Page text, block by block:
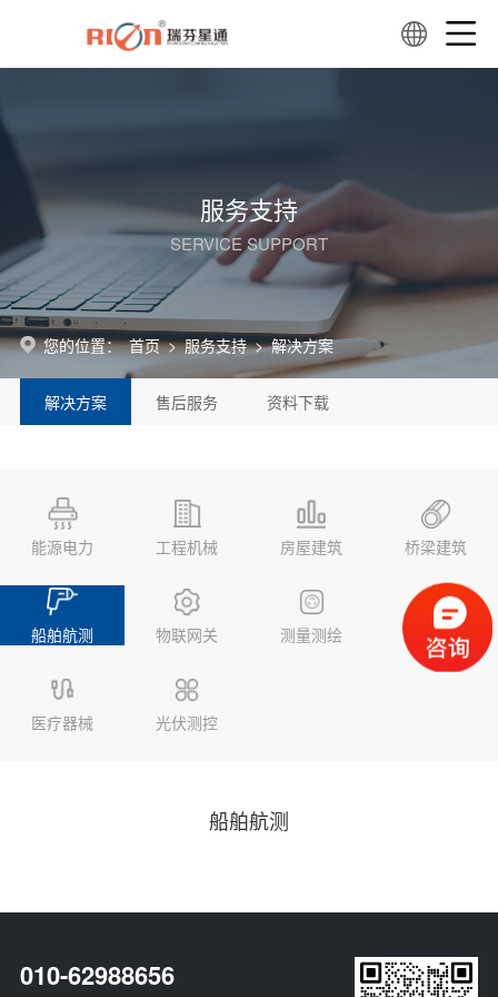
服务支持
SERVICE SUPPORT
您的位置： 首页 > 服务支持 > 解决方案
解决方案 售后服务 资料下载
能源电力 工程机械 房屋建筑 桥梁建筑
船舶航测 物联网关 测量测绘 地质监测
医疗器械 光伏测控
船舶航测
010-62988656